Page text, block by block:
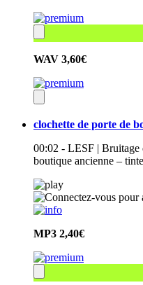
WAV 3,60€
clochette de porte de
00:02 - LESF | Bruitage
boutique ancienne –
MP3 2,40€